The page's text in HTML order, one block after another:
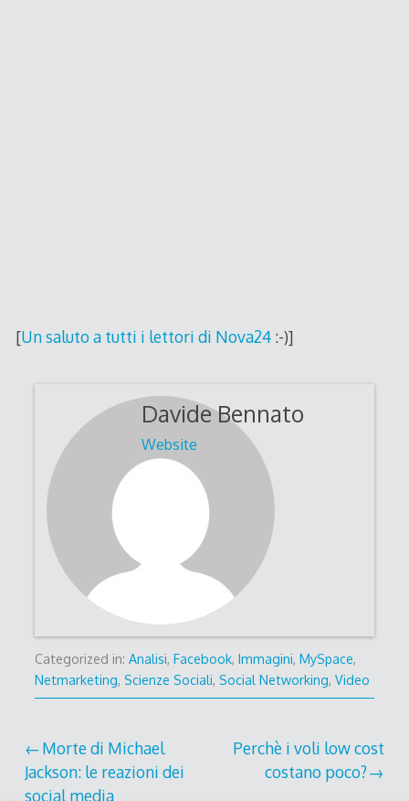
[Un saluto a tutti i lettori di Nova24:-)]
Davide Bennato
Website
Categorized in: Analisi, Facebook, Immagini, MySpace,
Netmarketing, Scienze Sociali, Social Networking, Video
Post
navigation
Morte di Michael
Jackson: le reazioni dei
social media
Perchè i voli low cost
costano poco?